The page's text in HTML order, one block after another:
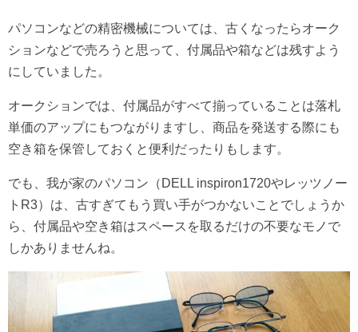
パソコンなどの精密機械については、古くなったらオーク
ションなどで売ろうと思って、付属品や箱などは残すよう
にしていました。
オークションでは、付属品がすべて揃っていることは落札
単価のアップにもつながりますし、商品を発送する際にも
空き箱を保管しておくと便利だったりもします。
でも、我が家のパソコン（DELL inspiron1720やレッツノー
トR3）は、古すぎてもう買い手がつかないことでしょうか
ら、付属品や空き箱はスペースを取るだけの不要なモノで
しかありませんね。